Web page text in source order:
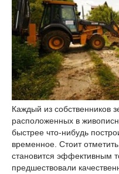
Каждый из собственников
расположенных в
быстрее что-нибудь
временное. Стоит
становится эффективным
предшествовали